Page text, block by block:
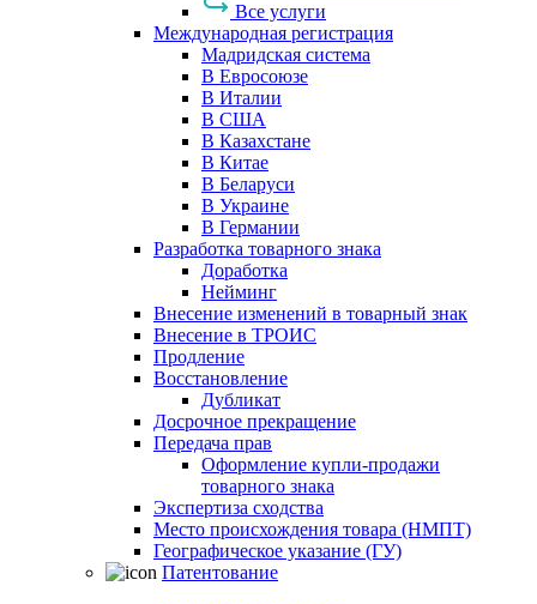
Все услуги
Международная регистрация
Мадридская система
В Евросоюзе
В Италии
В США
В Казахстане
В Китае
В Беларуси
В Украине
В Германии
Разработка товарного знака
Доработка
Нейминг
Внесение изменений в товарный знак
Внесение в ТРОИС
Продление
Восстановление
Дубликат
Досрочное прекращение
Передача прав
Оформление купли-продажи
товарного знака
Экспертиза сходства
Место происхождения товара (НМПТ)
Географическое указание (ГУ)
Патентование